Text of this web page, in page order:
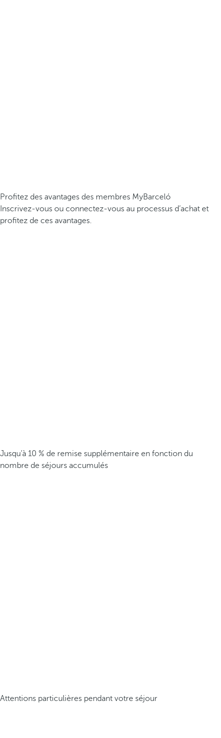
Profitez des avantages des membres MyBarceló
Inscrivez-vous ou connectez-vous au processus d’achat et
profitez de ces avantages.
Jusqu’à 10 % de remise supplémentaire en fonction du
nombre de séjours accumulés
Attentions particulières pendant votre séjour